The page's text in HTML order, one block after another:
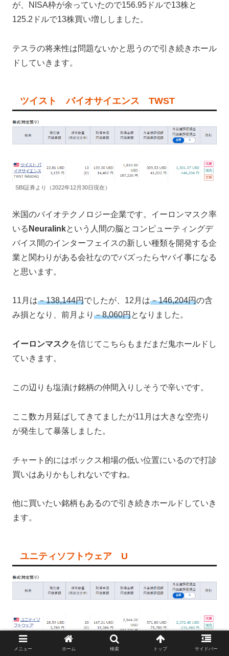
が、NISA枠が余っていたので156.95ドルで13株と
125.2ドルで13株買い増ししました。
テスラの将来性は問題ないかと思うので引き続きホール
ドしていきます。
ツイスト バイオサイエンス TWST
SBI証券より（2022年12月30日現在）
米国のバイオテクノロジー企業です。イーロンマスク率
いる Neuralinkという人間の脳とコンピューティングデ
バイス間のインターフェイスの新しい種類を開発する企
業と関わりがある会社なのでバズったらヤバイ事になる
と思います。
11月は－138,144円でしたが、12月は－146,204円の含
み損となり、前月より －8,060円となりました。
イーロンマスク を信じてこちらもまだまだ鬼ホールドし
ていきます。
この辺りも塩漬け銘柄の仲間入りしそうで辛いです。
ここ数カ月延ばしてきてましたが11月は大きな空売り
が発生して暴落しました。
チャート的にはボックス相場の低い位置にいるので打診
買いはありかもしれないですね。
他に買いたい銘柄もあるので引き続きホールドしていき
ます。
ユニティソフトウェア U
SBI証券より（2022年12月30日現在）
メニュー ホーム 検索 トップ サイドバー